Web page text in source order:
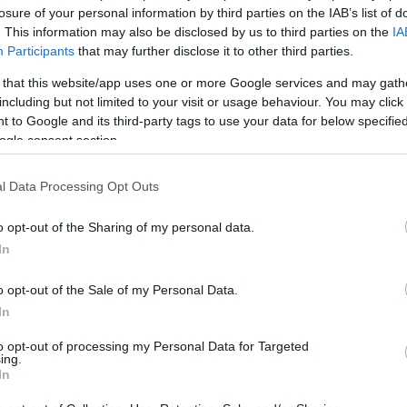
of your personal information by third parties on the IAB’s list of
This information may also be disclosed by us to third parties on the
Participants that may further disclose it to other third parties.
that this website/app uses one or more Google services and may
but not limited to your visit or usage behaviour. You may
to Google and its third-party tags to use your data for below
consent section.
Data Processing Opt Outs
opt-out of the Sharing of my personal data.
opt-out of the Sale of my Personal Data.
opt-out of processing my Personal Data for Targeted
J-35A. Η ενσωμάτωση προηγμένων ηλεκτρονικών
δυνάμεων στον Ειρηνικό
όταν τελικά μπει σε μαζική παραγωγή αναμένεται να
αεροπλανοφόρων ή μεγάλων υποδομών, π.χ.
εμφάνιση του J-36 ενισχύει αναμφίβολα τη θέση της
σε πιθανές συγκρούσεις. Ωστόσο, η ανάπτυξη του J-
ευελιξία θα καθορίσουν τις μελλοντικές ισορροπίες.
με το F-47
ανακοίνωση του F-47, του νέου μαχητικού έκτης
σύμφωνα με τις διαθέσιμες πληροφορίες, διαθέτει
στον αέρα, ή το F-35, το οποίο είναι πολλαπλού ρόλου,
δεδομένων. Το J-36, από την άλλη, ξεχωρίζει ήδη για
φόρτου των χειριστών, κάτι που δεν έχει
περίπτωση το J-36, ακόμη και στην σημερινή μορφή του ως